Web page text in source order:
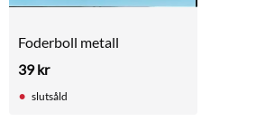
Foderboll metall
39kr
slutsåld